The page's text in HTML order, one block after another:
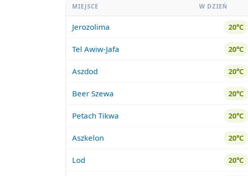
MIEJSCE W DZIEŃ
Jerozolima 20℃
Tel Awiw-Jafa 20℃
Aszdod 20℃
Beer Szewa 20℃
Petach Tikwa 20℃
Aszkelon 20℃
Lod 20℃